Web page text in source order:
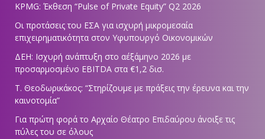
KPMG: Έκθεση “Pulse of Private Equity” Q2 2026
Οι προτάσεις του ΕΣΑ για ισχυρή μικρομεσαία
επιχειρηματικότητα στον Υφυπουργό Οικονομικών
ΔΕΗ: Ισχυρή ανάπτυξη στο α΄εξάμηνο 2026 με
προσαρμοσμένο EBITDA στα €1,2 δισ.
Τ. Θεοδωρικάκος: “Στηρίζουμε με πράξεις την έρευνα και την
καινοτομία”
Για πρώτη φορά το Αρχαίο Θέατρο Επιδαύρου άνοιξε τις
πύλες του σε όλους